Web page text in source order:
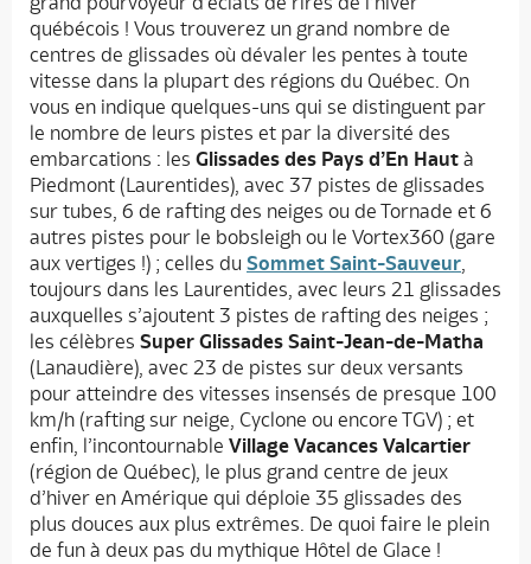
québécois ! Vous trouverez un grand nombre de
centres de glissades où dévaler les pentes à toute
vitesse dans la plupart des régions du Québec. On
vous en indique quelques-uns qui se distinguent par
le nombre de leurs pistes et par la diversité des
embarcations : les Glissades des Pays d’En Haut à
Piedmont (Laurentides), avec 37 pistes de glissades
sur tubes, 6 de rafting des neiges ou de Tornade et 6
autres pistes pour le bobsleigh ou le Vortex360 (gare
aux vertiges !) ; celles du Sommet Saint-Sauveur,
toujours dans les Laurentides, avec leurs 21 glissades
auxquelles s’ajoutent 3 pistes de rafting des neiges ;
les célèbres Super Glissades Saint-Jean-de-Matha
(Lanaudière), avec 23 de pistes sur deux versants
pour atteindre des vitesses insensés de presque 100
km/h (rafting sur neige, Cyclone ou encore TGV) ; et
enfin, l’incontournable Village Vacances Valcartier
(région de Québec), le plus grand centre de jeux
d’hiver en Amérique qui déploie 35 glissades des
plus douces aux plus extrêmes. De quoi faire le plein
de fun à deux pas du mythique Hôtel de Glace !